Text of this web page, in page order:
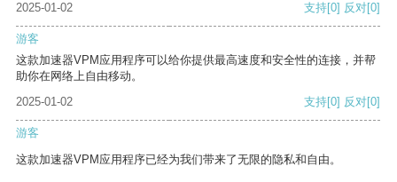
2025-01-02 支持[0] 反对[0]
游客
这款加速器VPM应用程序可以给你提供最高速度和安全性的连接，并帮
助你在网络上自由移动。
2025-01-02
支持[0] 反对[0]
游客
这款加速器VPM应用程序已经为我们带来了无限的隐私和自由。